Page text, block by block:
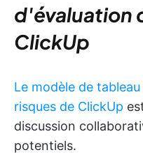
d'évaluation
ClickUp
Le modèle de
risques de ClickUp
discussion
potentiels.